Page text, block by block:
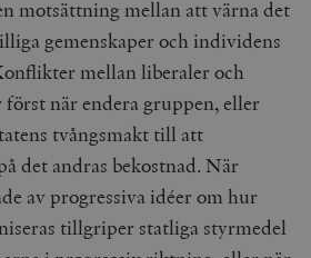
motsättning mellan att värna det
gemenskaper och individens
mellan liberaler och
när endera gruppen, eller
tvångsmakt till att
det andras bekostnad. När
av progressiva idéer om hur
tillgriper statliga styrmedel